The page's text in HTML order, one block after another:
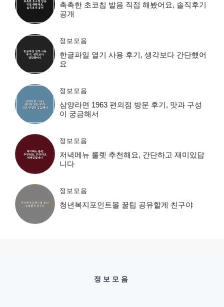
촉촉한 초코칩 발음 직접 해봤어요, 솔직후기
공개
정보모음
한글파일 열기 사용 후기, 생각보다 간단했어
요
정보모음
삼양라면 1963 편의점 방문 후기, 맛과 구성
이 궁금해서
정보모음
저녁메뉴 룰렛 추천해요, 간단하고 재미있답
니다
정보모음
청년복지포인트몰 꿀팁 공유할게 친구야
정보모음